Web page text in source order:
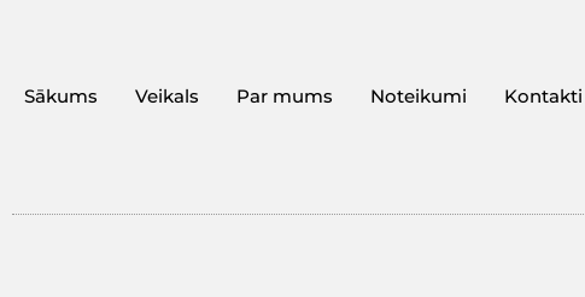
Sākums Veikals Par mums Noteikumi Kontakti